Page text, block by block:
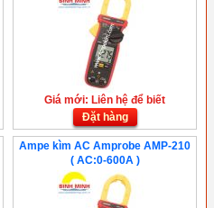
Giá mới: Liên hệ để biết
Đặt hàng
Ampe kìm AC Amprobe AMP-210
( AC:0-600A )